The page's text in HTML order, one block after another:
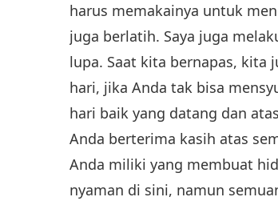
harus memakainya untuk
juga berlatih. Saya juga
lupa. Saat kita bernapas, kita
hari, jika Anda tak bisa
hari baik yang datang dan
Anda berterima kasih atas
Anda miliki yang membuat
nyaman di sini, namun